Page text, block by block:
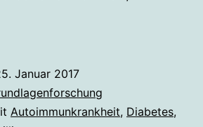
1-
Januar 2017
Autoimmunkrankheit, Diabetes,